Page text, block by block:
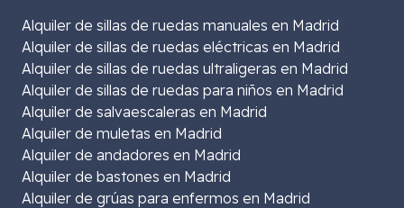
Alquiler de sillas de ruedas manuales en Madrid
Alquiler de sillas de ruedas eléctricas en Madrid
Alquiler de sillas de ruedas ultraligeras en Madrid
Alquiler de sillas de ruedas para niños en Madrid
Alquiler de salvaescaleras en Madrid
Alquiler de muletas en Madrid
Alquiler de andadores en Madrid
Alquiler de bastones en Madrid
Alquiler de grúas para enfermos en Madrid